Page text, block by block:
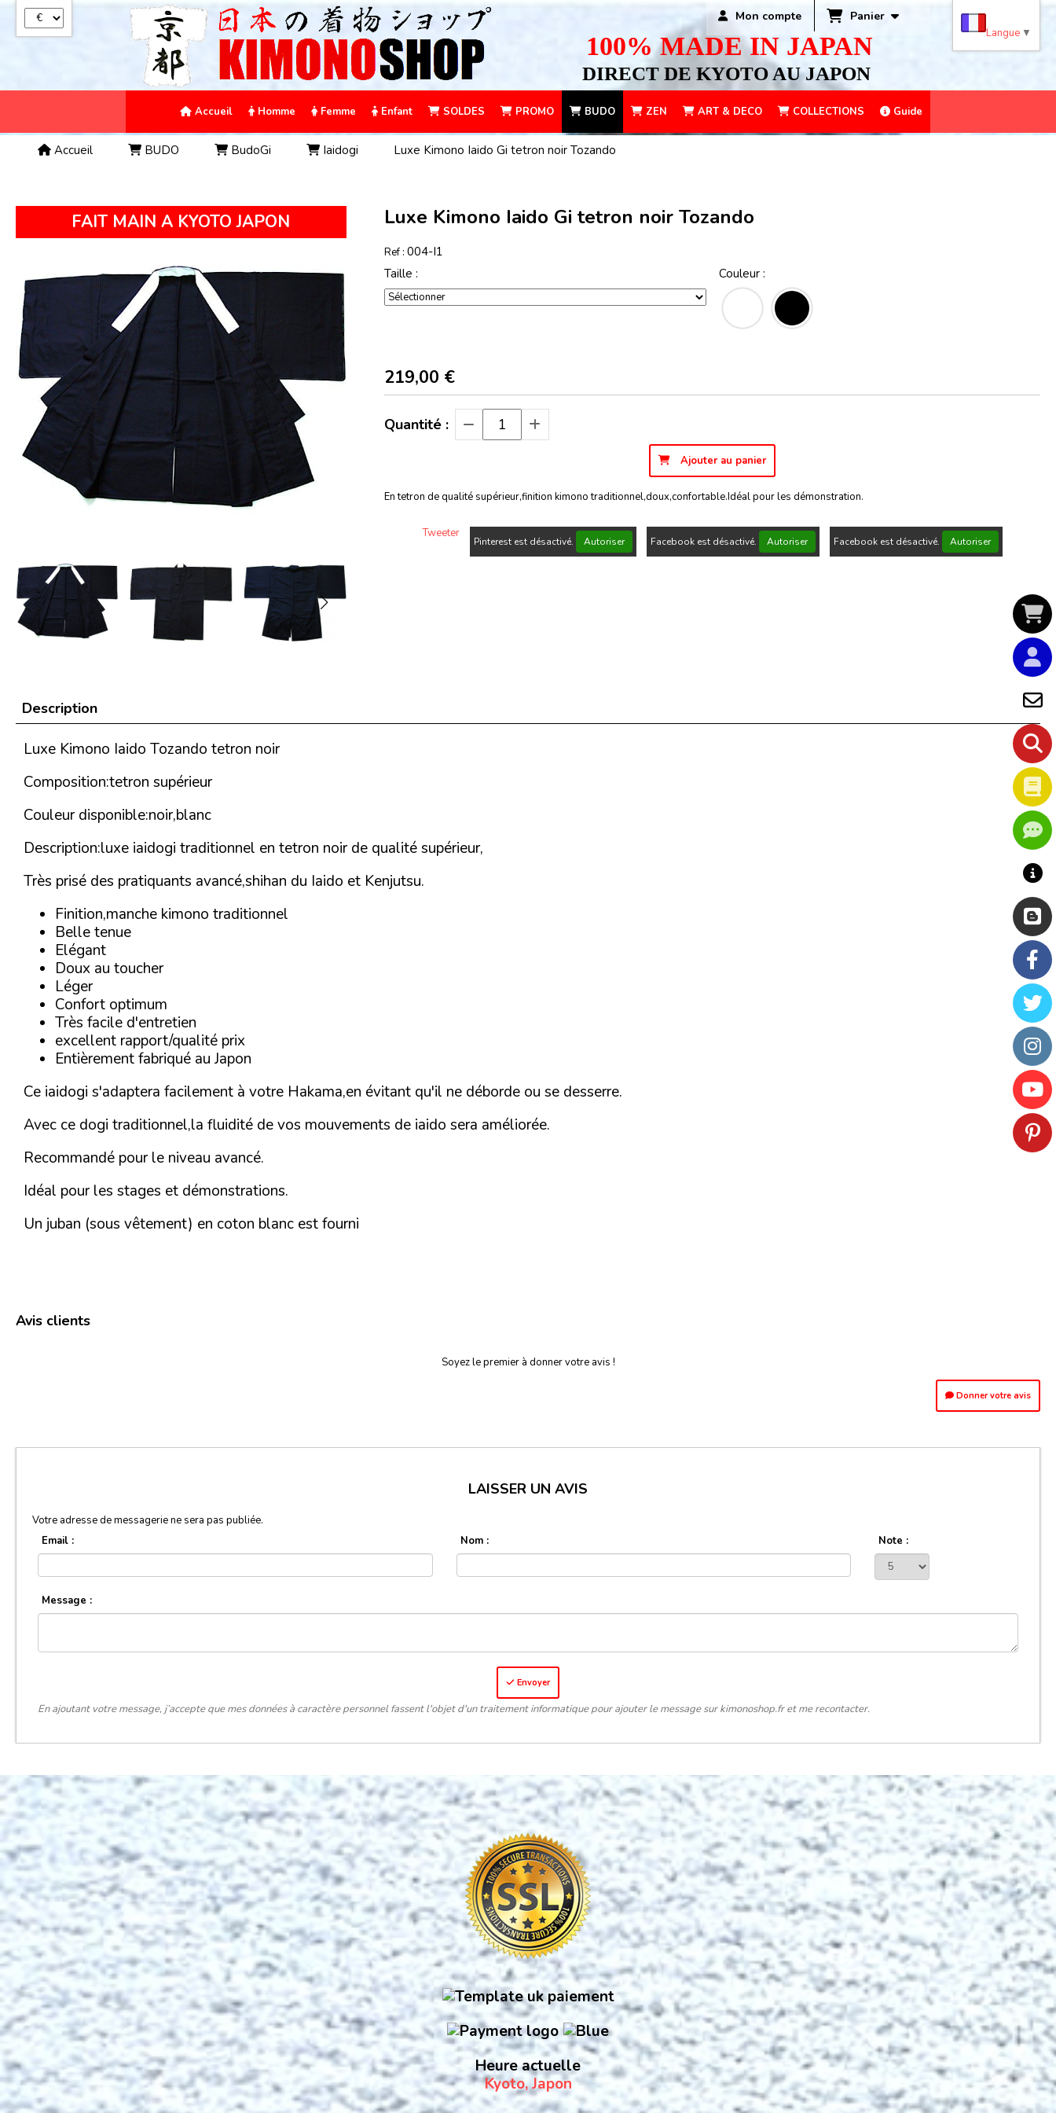
100% MADE IN JAPAN
DIRECT DE KYOTO AU JAPON
Mon compte Panier
Accueil Homme Femme Enfant SOLDES PROMO BUDO ZEN ART & DECO COLLECTIONS Guide
Accueil BUDO BudoGi Iaidogi Luxe Kimono Iaido Gi tetron noir Tozando
FAIT MAIN A KYOTO JAPON Luxe Kimono Iaido Gi tetron noir Tozando
Ref : 004-I1
Taille :
Couleur :
219,00 €
Quantité :
Ajouter au panier
En tetron de qualité supérieur,finition kimono traditionnel,doux,confortable.Idéal pour les démonstration.
Tweeter
Pinterest est désactivé. Autoriser Facebook est désactivé. Autoriser Facebook est désactivé. Autoriser
Description
Luxe Kimono Iaido Tozando tetron noir
Composition:tetron supérieur
Couleur disponible:noir,blanc
Description:luxe iaidogi traditionnel en tetron noir de qualité supérieur,
Très prisé des pratiquants avancé,shihan du Iaido et Kenjutsu.
Finition,manche kimono traditionnel
Belle tenue
Elégant
Doux au toucher
Léger
Confort optimum
Très facile d'entretien
excellent rapport/qualité prix
Entièrement fabriqué au Japon
Ce iaidogi s'adaptera facilement à votre Hakama,en évitant qu'il ne déborde ou se desserre.
Avec ce dogi traditionnel,la fluidité de vos mouvements de iaido sera améliorée.
Recommandé pour le niveau avancé.
Idéal pour les stages et démonstrations.
Un juban (sous vêtement) en coton blanc est fourni
Avis clients
Soyez le premier à donner votre avis !
Donner votre avis
LAISSER UN AVIS
Votre adresse de messagerie ne sera pas publiée.
Email :
Nom : Note :
Message :
Envoyer
En ajoutant votre message, j’accepte que mes données à caractère personnel fassent l'objet d'un traitement informatique pour ajouter le message sur kimonoshop.fr et me recontacter.
Heure actuelle
Kyoto, Japon
Langue ▼
Panneau de gestion des cookies